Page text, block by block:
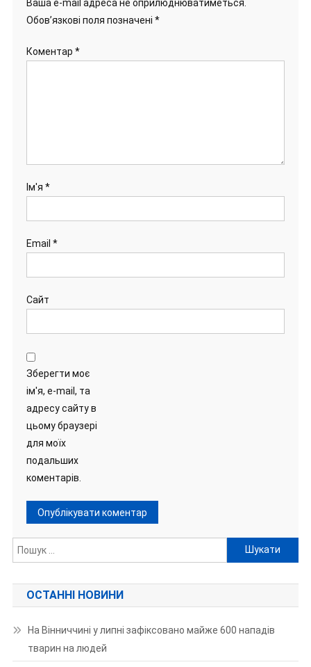
Ваша e-mail адреса не оприлюднюватиметься.
Обов’язкові поля позначені *
Коментар *
Ім'я *
Email *
Сайт
Зберегти моє
ім'я, e-mail, та
адресу сайту в
цьому браузері
для моїх
подальших
коментарів.
Пошук:
ОСТАННІ НОВИНИ
На Вінниччині у липні зафіксовано майже 600 нападів
тварин на людей